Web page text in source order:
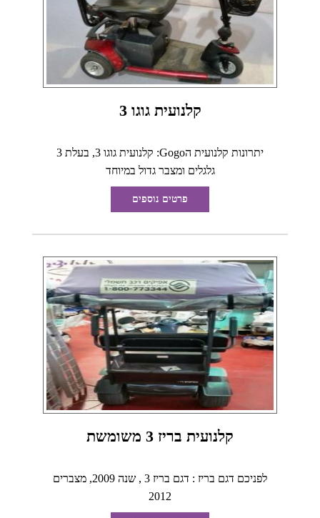
קלנועית גוגו 3
יתרונות קלנועית הGogo: קלנועית גוגו 3, בעלת 3
גלגלים ומצבר גדול במיוחד
פרטים נוספים
קלנועית בריז 3 משומשת
לפניכם דגם בריז : דגם בריז 3 , שנה 2009, מצברים
2012